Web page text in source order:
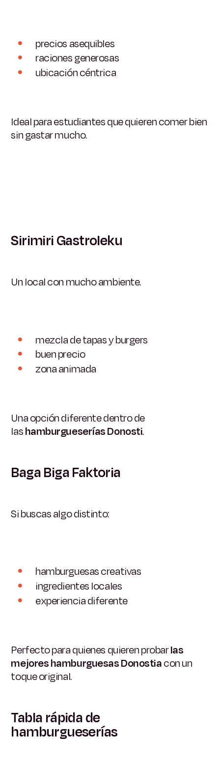
precios asequibles
raciones generosas
ubicación céntrica
Ideal para estudiantes que quieren comer bien
sin gastar mucho.
Sirimiri Gastroleku
Un local con mucho ambiente.
mezcla de tapas y burgers
buen precio
zona animada
Una opción diferente dentro de
lashamburgueserías Donosti.
Baga Biga Faktoria
Si buscas algo distinto:
hamburguesas creativas
ingredientes locales
experiencia diferente
Perfecto para quienes quieren probarlas
mejores hamburguesas Donostiacon un
toque original.
Tabla rápida de
hamburgueserías